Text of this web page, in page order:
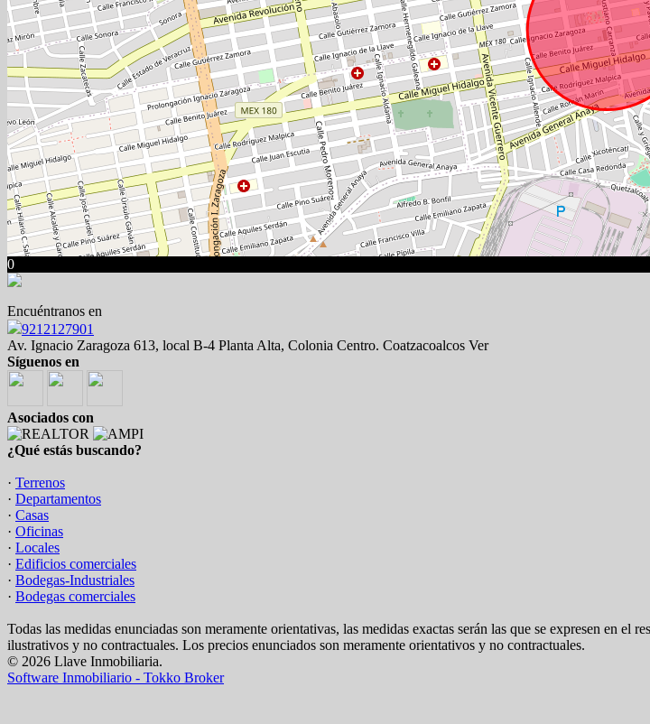
0
Encuéntranos en
9212127901
Av. Ignacio Zaragoza 613, local B-4 Planta Alta, Colonia Centro. Coatzacoalcos Ver
Síguenos en
Asociados con
¿Qué estás buscando?
· Terrenos
· Departamentos
· Casas
· Oficinas
· Locales
· Edificios comerciales
· Bodegas-Industriales
· Bodegas comerciales
Todas las medidas enunciadas son meramente orientativas, las medidas exactas serán las que se expresen en
ilustrativos y no contractuales. Los precios enunciados son meramente orientativos y no contractuales.
© 2026 Llave Inmobiliaria.
Software Inmobiliario - Tokko Broker